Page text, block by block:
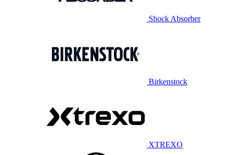
Shock Absorber
Birkenstock
XTREXO